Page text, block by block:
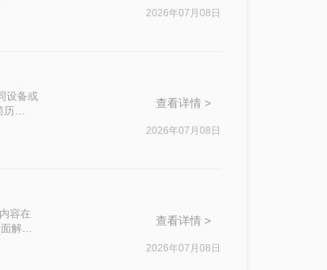
2026年07月08日
设备或
历
查看详情 >
2026年07月08日
容在
解析5
查看详情 >
2026年07月08日